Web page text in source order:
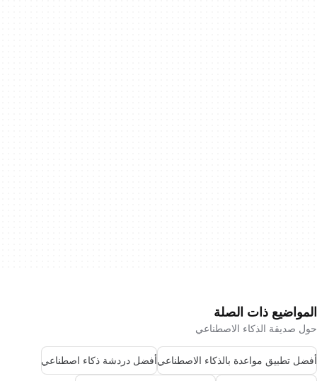
المواضيع ذات الصلة
حول صديقة الذكاء الاصطناعي
أفضل تطبيق مواعدة بالذكاء الاصطناعيأفضل دردشة ذكاء اصطناعي